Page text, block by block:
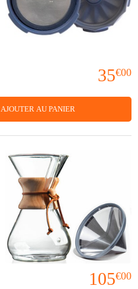
35€00
AJOUTER AU PANIER
105€00